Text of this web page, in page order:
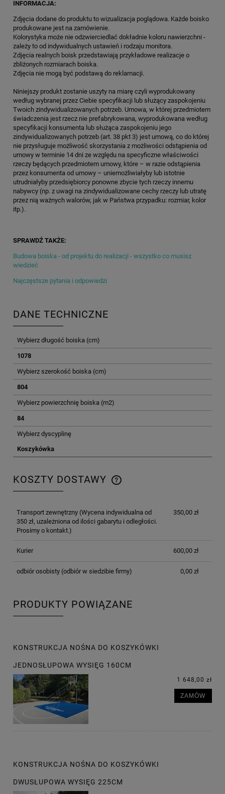
INFORMACJA:
Zdjęcia dodane do produktu to wizualizacja poglądowa. Każde boisko
produkowane jest na zamówienie.
Kolorystyka może nie odzwierciedlać dokładnie koloru nawierzchni -
zależy to od indywidualnych ustawień i rodzaju monitora.
Zdjęcia realnych boisk przedstawiają przykładowe realizacje o
zbliżonych rozmiarach boiska.
Zdjęcia nie mogą być podstawą do reklamacji.
Niniejszy produkt zostanie uszyty na miarę czyli wyprodukowany
według wybranej przez Ciebie specyfikacji lub służący zaspokojeniu
Twoich zindywidualizowanych potrzeb. Umowa, w której przedmiotem
świadczenia jest rzecz nie prefabrykowana, wyprodukowana według
specyfikacji konsumenta lub służąca zaspokojeniu jego
zindywidualizowanych potrzeb (art. 38 pkt 3) jest umową, co do której
nie przysługuje możliwość skorzystania z możliwości odstąpienia od
umowy w terminie 14 dni ze względu na specyficzne właściwości
rzeczy będących przedmiotem umowy, które – w razie odstąpienia
przez konsumenta od umowy – uniemożliwiałyby lub istotnie
utrudniałyby przedsiębiorcy ponowne zbycie tych rzeczy innemu
nabywcy (np. z uwagi na zindywidualizowane cechy rzeczy lub utratę
przez nią ważnych walorów, jak w Państwa przypadku: rozmiar, kolor
itp.).
SPRAWDŹ TAKŻE:
Budowa boiska - od projektu do realizacji - wszystko co musisz
wiedzieć
Najczęstsze pytania i odpowiedzi
DANE TECHNICZNE
Wybierz długość boiska (cm)
1078
Wybierz szerokość boiska (cm)
804
Wybierz powierzchnię boiska (m2)
84
Wybierz dyscyplinę
Koszykówka
KOSZTY DOSTAWY
CENA NIE ZAWIERA EWENTUALNYCH KOSZTÓW
Transport zewnętrzny(Wycena indywidualna od
350 zł, uzależniona od ilości gabarytu i odległości.
Prosimy o kontakt.)
350,00 zł
Kurier 600,00 zł
odbiór osobisty(odbiór w siedzibie firmy) 0,00 zł
PRODUKTY POWIĄZANE
KONSTRUKCJA NOŚNA DO KOSZYKÓWKI
JEDNOSŁUPOWA WYSIĘG 160CM
1 648,00 zł
ZAMÓW
KONSTRUKCJA NOŚNA DO KOSZYKÓWKI
DWUSŁUPOWA WYSIĘG 225CM